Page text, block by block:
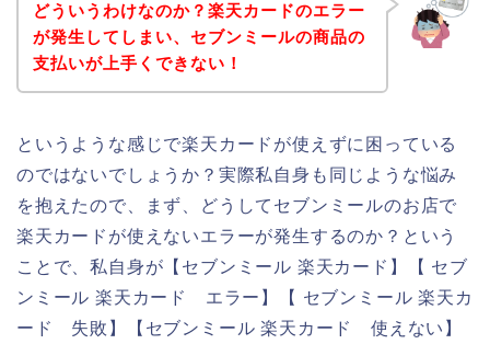
どういうわけなのか？楽天カードのエラー
が発生してしまい、セブンミールの商品の
支払いが上手くできない！
というような感じで楽天カードが使えずに困っている
のではないでしょうか？実際私自身も同じような悩み
を抱えたので、まず、どうしてセブンミールのお店で
楽天カードが使えないエラーが発生するのか？という
ことで、私自身が【セブンミール 楽天カード】【 セブ
ンミール 楽天カード エラー】【 セブンミール 楽天カ
ード 失敗】【セブンミール 楽天カード 使えない】